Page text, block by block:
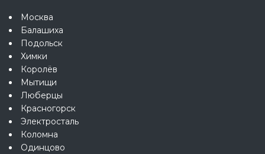
Москва
Балашиха
Подольск
Химки
Королёв
Мытищи
Люберцы
Красногорск
Электросталь
Коломна
Одинцово